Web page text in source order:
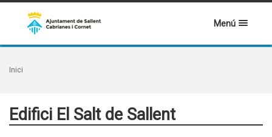
Menú
Inici
Edifici El Salt de Sallent